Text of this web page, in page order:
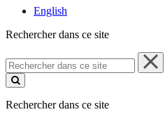
English
Rechercher dans ce site
Rechercher
dans
ce
Rechercher dans ce site